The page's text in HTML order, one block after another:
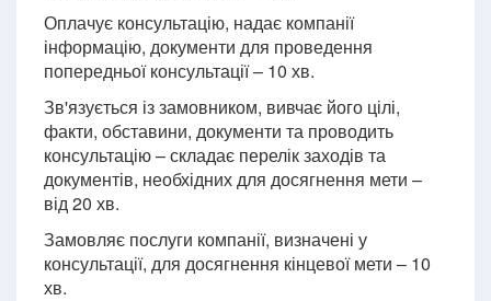
Оплачує консультацію, надає компанії
інформацію, документи для проведення
попередньої консультації – 10 хв.
Зв'язується із замовником, вивчає його цілі,
факти, обставини, документи та проводить
консультацію – складає перелік заходів та
документів, необхідних для досягнення мети –
від 20 хв.
Замовляє послуги компанії, визначені у
консультації, для досягнення кінцевої мети – 10
хв.